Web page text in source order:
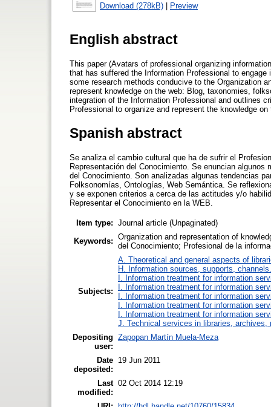
Download (278kB) | Preview
English abstract
This paper (Avatars of professional organizing
that has suffered the Information Professional to
some research methods conducive to the Organization
represent knowledge on the web: Blog, taxonomies,
integration of the Information Professional and outlines
Professional to organize and represent the knowledge on
Spanish abstract
Se analiza el cambio cultural que ha de sufrir el
Representación del Conocimiento. Se enuncian
del Conocimiento. Son analizadas algunas tendencias
Folksonomías, Ontologías, Web Semántica. Se
y se exponen criterios a cerca de las actitudes y/o
Representar el Conocimiento en la WEB.
Item type: Journal article (Unpaginated)
Keywords: Organization and representation of
del Conocimiento; Profesional de la
Subjects:
A. Theoretical and general aspects of
H. Information sources, supports, channels.
I. Information treatment for information
I. Information treatment for information
I. Information treatment for information
I. Information treatment for information
I. Information treatment for information
J. Technical services in libraries, archives,
Depositing
user:
Zapopan Martín Muela-Meza
Date
deposited:
19 Jun 2011
Last
modified:
02 Oct 2014 12:19